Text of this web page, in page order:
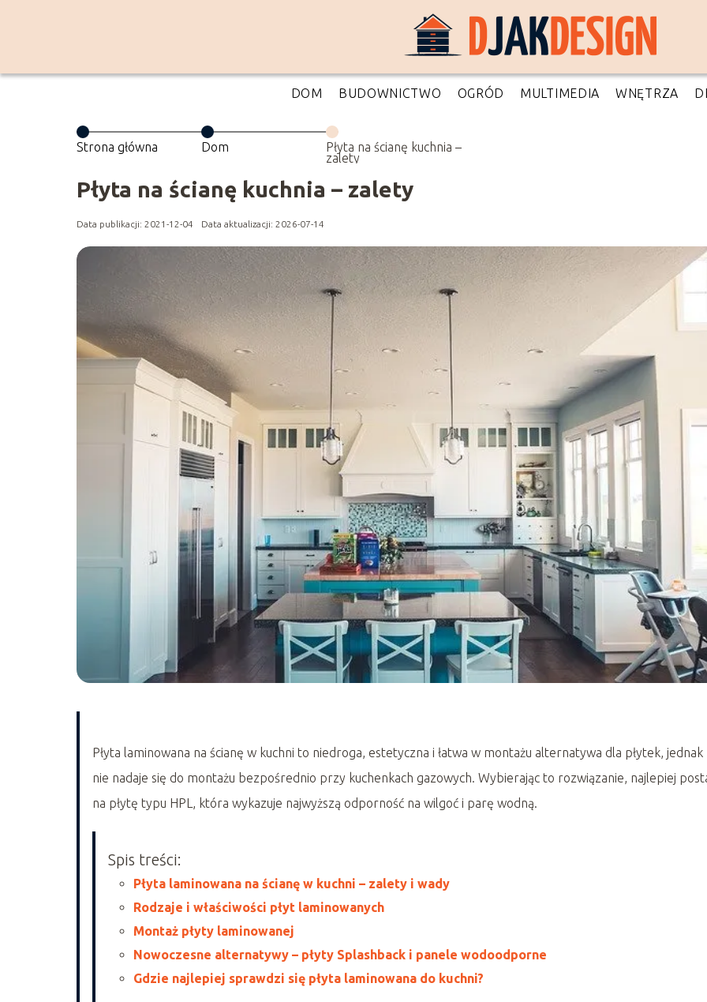
DOM BUDOWNICTWO OGRÓD MULTIMEDIA WNĘTRZA
Strona główna Dom Płyta na ścianę kuchnia –
zalety
Płyta na ścianę kuchnia – zalety
Data publikacji: 2021-12-04 Data aktualizacji: 2026-07-14
Płyta laminowana na ścianę w kuchni to niedroga, estetyczna i łatwa w montażu alternatywa dla płytek, jednak
nie nadaje się do montażu bezpośrednio przy kuchenkach gazowych. Wybierając to rozwiązanie, najlepiej
na płytę typu HPL, która wykazuje najwyższą odporność na wilgoć i parę wodną.
Spis treści:
Płyta laminowana na ścianę w kuchni – zalety i wady
Rodzaje i właściwości płyt laminowanych
Montaż płyty laminowanej
Nowoczesne alternatywy – płyty Splashback i panele wodoodporne
Gdzie najlepiej sprawdzi się płyta laminowana do kuchni?